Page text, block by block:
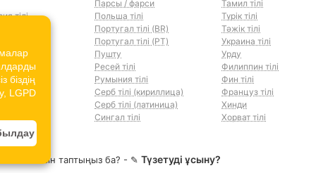
тілі
Парсы / фарси
Польша тілі
Португал тілі (BR)
Португал тілі (PT)
Пушту
Ресей тілі
Румыния тілі
Серб тілі (кириллица)
Серб тілі (латиница)
Сингал тілі
Тамил тілі
Түрік тілі
Тәжік тілі
Украина тілі
Урду
Филиппин тілі
Фин тілі
Француз тілі
Хинди
Хорват тілі
біздің
LGPD
мәселесін таптыңыз ба? - ✎ Түзетуді ұсыну?